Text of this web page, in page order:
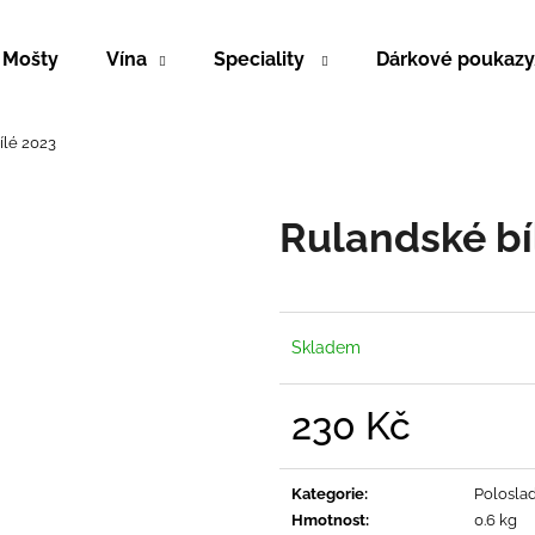
Mošty Vína Speciality Dárkové
2023
Rulandské
Skladem
230 Kč
Kategorie:
Hmotnost:
0.6 kg
Co potřebujete najít?
HLEDAT
RULANDSKÉ